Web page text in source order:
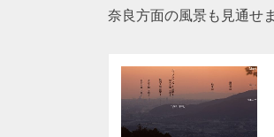
奈良方面の風景も見通せま